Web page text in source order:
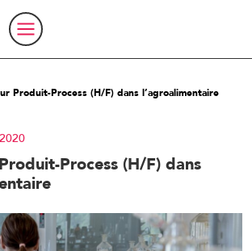
Produit-Process (H/F) dans l’agroalimentaire
Process (H/F) dans